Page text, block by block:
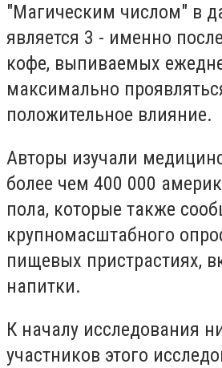
"Магическим числом" в
является 3 - именно
кофе, выпиваемых
максимально
положительное влияние.
Авторы изучали
более чем 400 000
пола, которые также
крупномасштабного
пищевых пристрастиях,
напитки.
К началу исследования
участников этого